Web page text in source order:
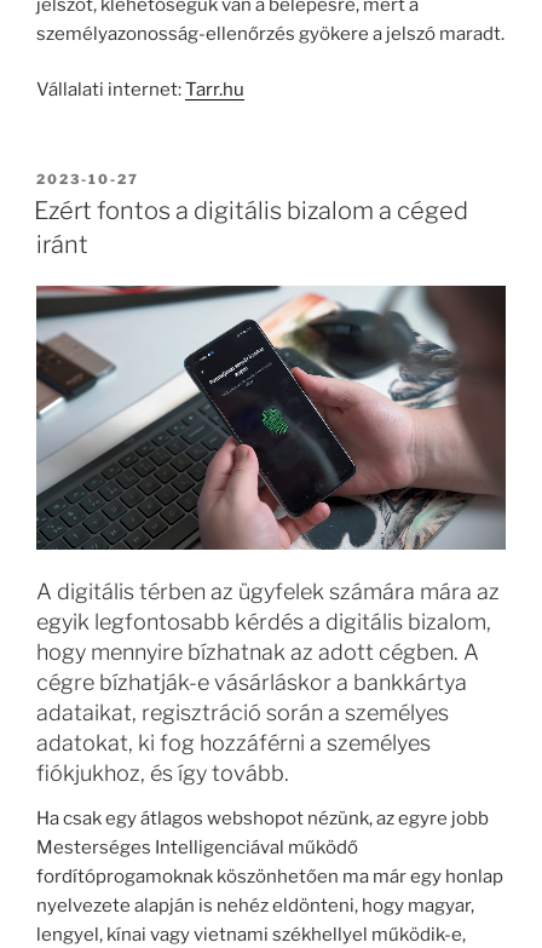
jelszót, klehetőségük van a belépésre, mert a
személyazonosság-ellenőrzés gyökere a jelszó maradt.
Vállalati internet:Tarr.hu
BEKÜLDVE:
2023-10-27
Ezért fontos a digitális bizalom a céged
iránt
A digitális térben az ügyfelek számára mára az
egyik legfontosabb kérdés a digitális bizalom,
hogy mennyire bízhatnak az adott cégben. A
cégre bízhatják-e vásárláskor a bankkártya
adataikat, regisztráció során a személyes
adatokat, ki fog hozzáférni a személyes
fiókjukhoz, és így tovább.
Ha csak egy átlagos webshopot nézünk, az egyre jobb
Mesterséges Intelligenciával működő
fordítóprogamoknak köszönhetően ma már egy honlap
nyelvezete alapján is nehéz eldönteni, hogy magyar,
lengyel, kínai vagy vietnami székhellyel működik-e,